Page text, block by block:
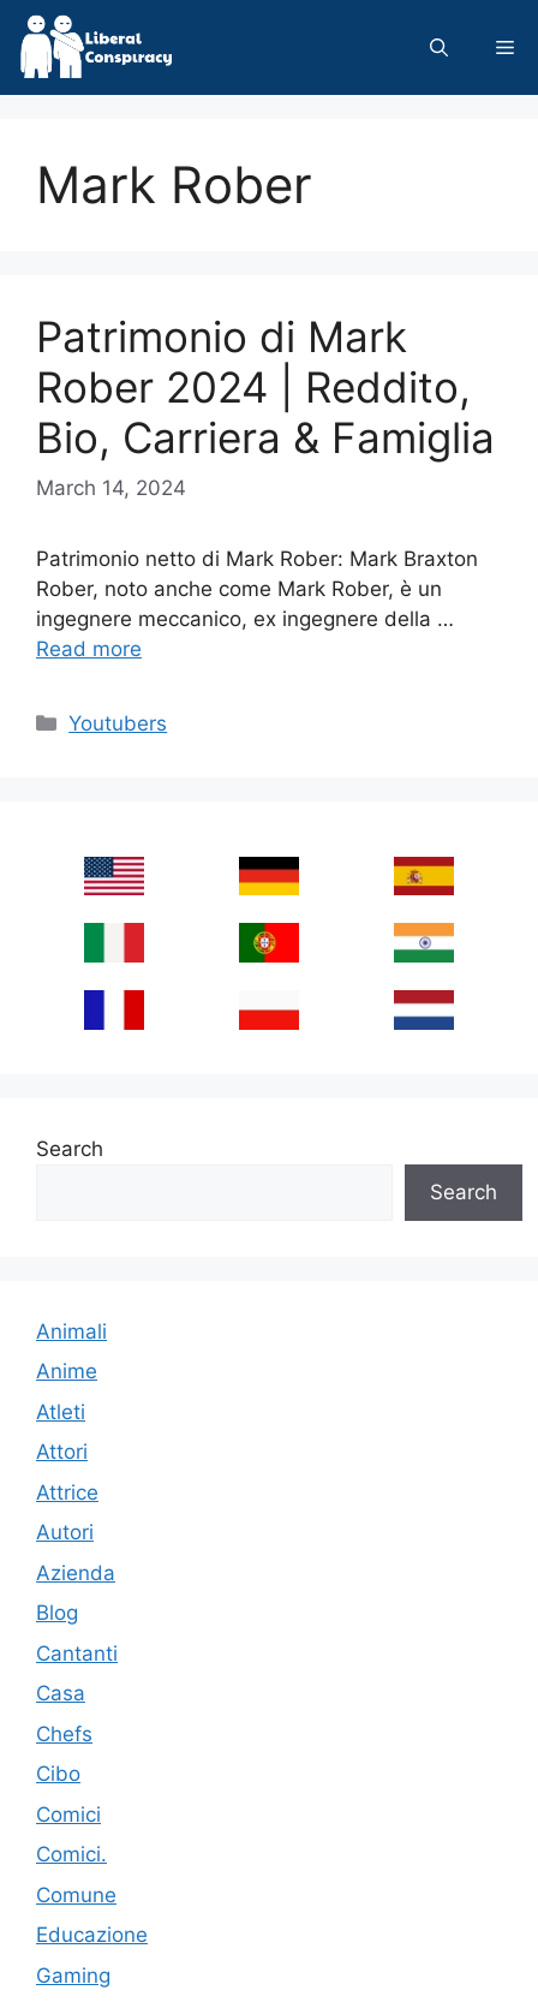
Skip
content
Mark Rober
Patrimonio di Mark
Rober 2024 | Reddito,
Bio, Carriera & Famiglia
March 14, 2024
Patrimonio netto di Mark Rober: Mark Braxton
Rober, noto anche come Mark Rober, è un
ingegnere meccanico, ex ingegnere della …
Read more
Categories
Youtubers
Search
Search
Animali
Anime
Atleti
Attori
Attrice
Autori
Azienda
Blog
Cantanti
Casa
Chefs
Cibo
Comici
Comici.
Comune
Educazione
Gaming